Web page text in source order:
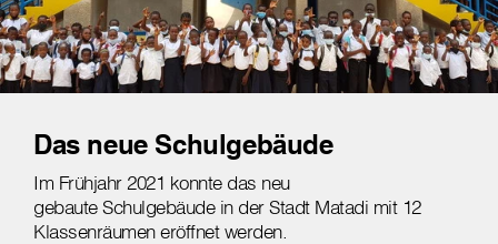
Das neue Schulgebäude
Im Frühjahr 2021 konnte das neu
gebaute Schulgebäude in der Stadt Matadi mit 12
Klassenräumen eröffnet werden.